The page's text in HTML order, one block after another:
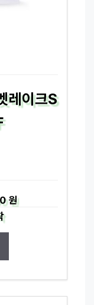
레이크S
원